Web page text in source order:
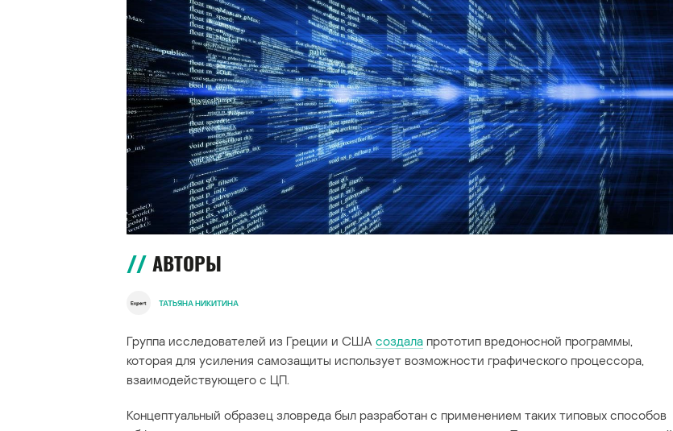
АВТОРЫ
ТАТЬЯНА НИКИТИНА
Группа исследователей из Греции и США создала прототип вредоносной программы,
которая для усиления самозащиты использует возможности графического процессора,
взаимодействующего с ЦП.
Концептуальный образец зловреда был разработан с применением таких типовых способов